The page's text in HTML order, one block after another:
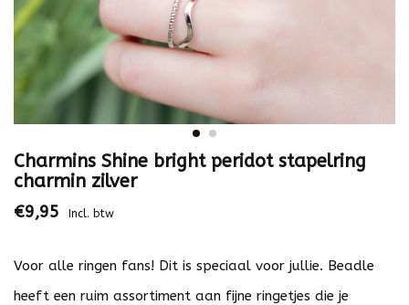
Charmins Shine bright peridot stapelring
charmin zilver
€9,95 Incl. btw
Voor alle ringen fans! Dit is speciaal voor jullie. Beadle
heeft een ruim assortiment aan fijne ringetjes die je